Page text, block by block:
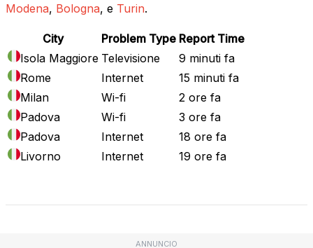
Modena, Bologna, e Turin.
City Problem Type Report Time
Isola Maggiore Televisione
9 minuti fa
Rome
Internet
15 minuti fa
Milan
Wi-fi
2 ore fa
Padova
Wi-fi
3 ore fa
Padova
Internet
18 ore fa
Livorno
Internet
19 ore fa
ANNUNCIO